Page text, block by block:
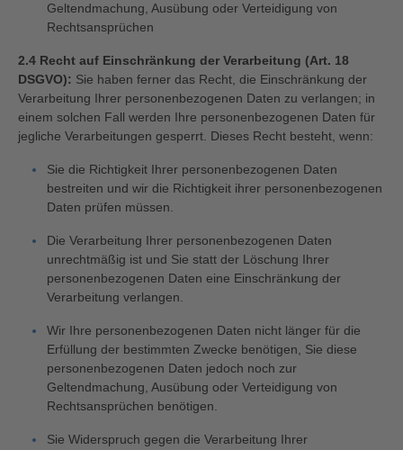
Geltendmachung, Ausübung oder Verteidigung von
Rechtsansprüchen
2.4 Recht auf Einschränkung der Verarbeitung (Art. 18
DSGVO): Sie haben ferner das Recht, die Einschränkung der
Verarbeitung Ihrer personenbezogenen Daten zu verlangen; in
einem solchen Fall werden Ihre personenbezogenen Daten für
jegliche Verarbeitungen gesperrt. Dieses Recht besteht, wenn:
Sie die Richtigkeit Ihrer personenbezogenen Daten
bestreiten und wir die Richtigkeit ihrer personenbezogenen
Daten prüfen müssen.
Die Verarbeitung Ihrer personenbezogenen Daten
unrechtmäßig ist und Sie statt der Löschung Ihrer
personenbezogenen Daten eine Einschränkung der
Verarbeitung verlangen.
Wir Ihre personenbezogenen Daten nicht länger für die
Erfüllung der bestimmten Zwecke benötigen, Sie diese
personenbezogenen Daten jedoch noch zur
Geltendmachung, Ausübung oder Verteidigung von
Rechtsansprüchen benötigen.
Sie Widerspruch gegen die Verarbeitung Ihrer